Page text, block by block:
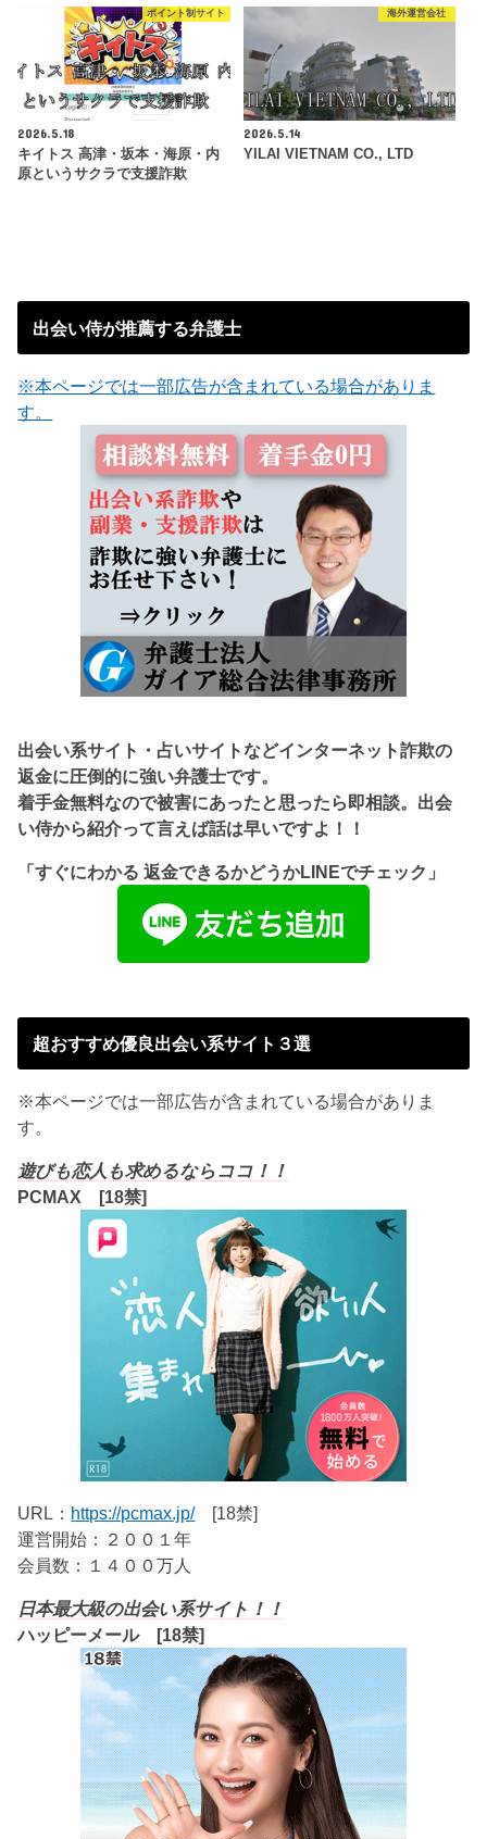
ポイント制サイト
2026.5.18
キイトス 高津・坂本・海原・内
原というサクラで支援詐欺
海外運営会社
2026.5.14
YILAI VIETNAM CO., LTD
出会い侍が推薦する弁護士
※本ページでは一部広告が含まれている場合がありま
す。
出会い系サイト・占いサイトなどインターネット詐欺の
返金に圧倒的に強い弁護士です。
着手金無料なので被害にあったと思ったら即相談。出会
い侍から紹介って言えば話は早いですよ！！
「すぐにわかる 返金できるかどうかLINEでチェック」
超おすすめ優良出会い系サイト３選
※本ページでは一部広告が含まれている場合がありま
す。
遊びも恋人も求めるならココ！！
PCMAX [18禁]
URL： https://pcmax.jp/[18禁]
運営開始：２００１年
会員数：１４００万人
日本最大級の出会い系サイト！！
ハッピーメール [18禁]